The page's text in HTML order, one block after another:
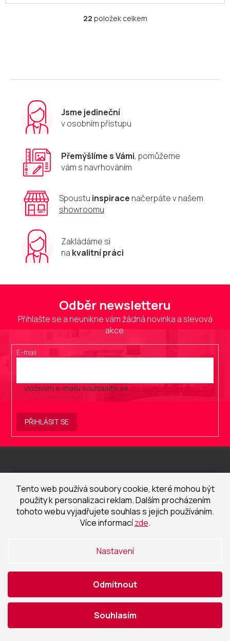
Tento web používá soubory cookie, které mohou být
použity k personalizaci reklam. Dalším procházením
tohoto webu vyjadřujete souhlas s jejich používáním.
Více informacízde.
Nastavení
Odmítnout
Souhlasím
O
c
r
v
k
ý
p
u
22 položek celkem
Jsme jedineční
v osobním přístupu
Přemýšlíme s Vámi, pomůžeme
vám s navrhováním
Spoustu inspirace načerpáte v našem
showroomu
Zakládáme si
na kvalitní práci
Odběr newsletteru
Přihlašte se a neunikne vám žádná novinka a slevová
akce.
E-mail
Vložením e-mailu souhlasíte se zpracováním osobních
.
PŘIHLÁSIT SE
p
ČEČETKA s.r.o.
Koupelny